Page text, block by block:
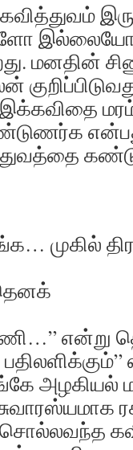
மனதின்
மரம்
முகில்
என்று